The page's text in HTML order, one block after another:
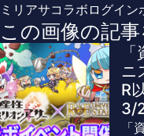
ミリアサコラボログイン
この画像の記
ニ
R
3/
「